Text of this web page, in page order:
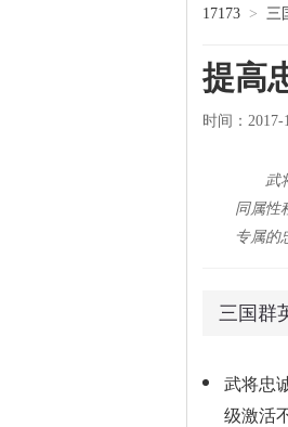
17173 > 三
提高
时间：2017-
武
同属性
专属的
三国群
武将忠
级激活